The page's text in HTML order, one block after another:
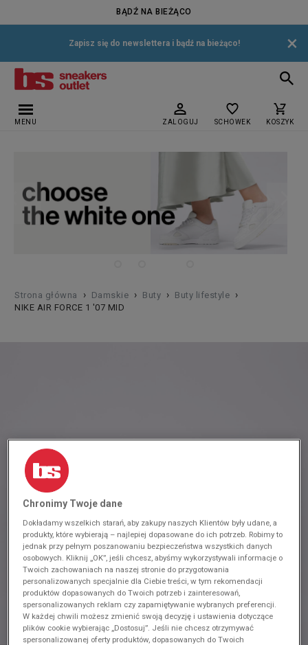
BĄDŹ NA BIEŻĄCO
Zapisz się do newslettera i bądź na bieżąco! ×
MENU ZALOGUJ SCHOWEK KOSZYK
Strona główna › Damskie › Buty › Buty lifestyle ›
NIKE AIR FORCE 1 '07 MID
Chronimy Twoje dane
Dokładamy wszelkich starań, aby zakupy naszych Klientów były udane, a
produkty, które wybierają – najlepiej dopasowane do ich potrzeb. Robimy to
jednak przy pełnym poszanowaniu bezpieczeństwa wszystkich danych
osobowych. Kliknij „OK”, jeśli chcesz, abyśmy wykorzystywali informacje o
Twoich zachowaniach na naszej stronie do przygotowania
personalizowanych specjalnie dla Ciebie treści, w tym rekomendacji
produktów dopasowanych do Twoich potrzeb i zainteresowań,
spersonalizowanych reklam czy zapamiętywanie wybranych preferencji.
W każdej chwili możesz zmienić swoją decyzję i ustawienia dotyczące
plików cookie wybierając „Dostosuj”. Jeśli nie chcesz otrzymywać
spersonalizowanej oferty produktów, dopasowanych do Twoich